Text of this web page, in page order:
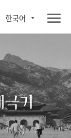
한국어
극기